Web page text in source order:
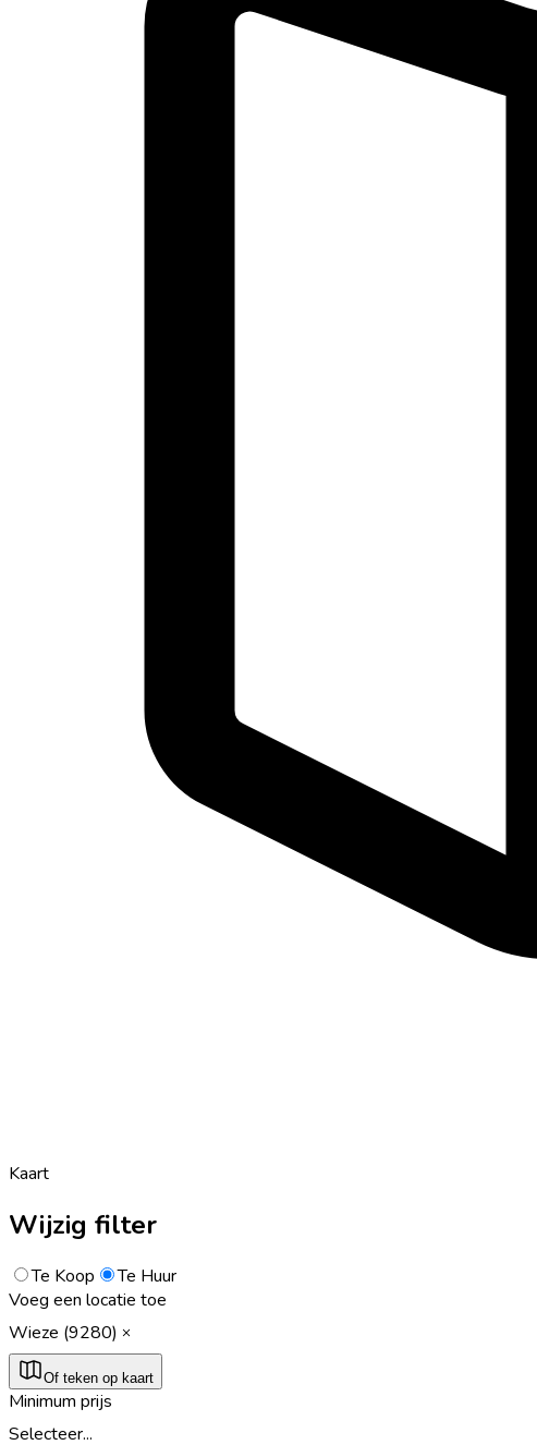
Kaart
Wijzig filter
Te Koop
Te Huur
Voeg een locatie toe
Wieze (9280)
Of teken op kaart
Minimum prijs
Selecteer...